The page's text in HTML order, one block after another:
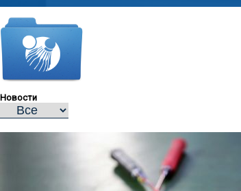
Новости